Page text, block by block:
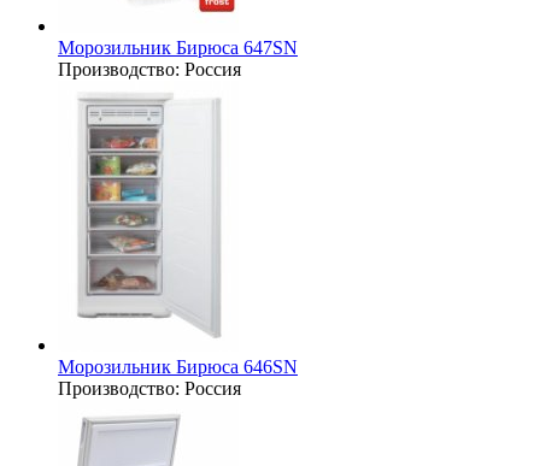
Морозильник Бирюса 647SN
Производство: Россия
Морозильник Бирюса 646SN
Производство: Россия